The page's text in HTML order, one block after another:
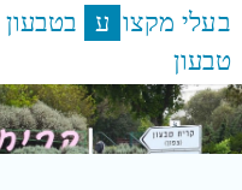
דלגו
בעלי מקצו ע בטבעון
טבעון